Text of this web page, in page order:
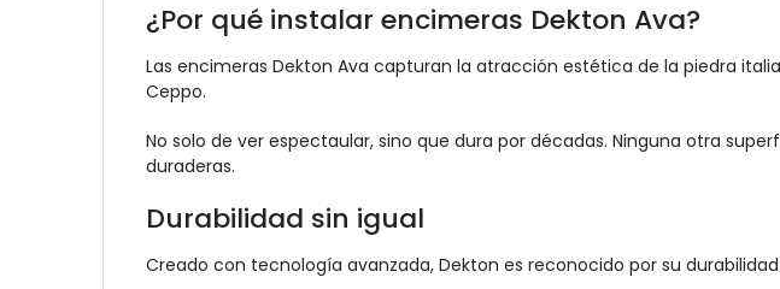
¿Por qué instalar encimeras Dekton Ava?
Las encimeras Dekton Ava capturan la atracción estética de la piedra
Ceppo.
No solo de ver espectaular, sino que dura por décadas. Ninguna otra
duraderas.
Durabilidad sin igual
Creado con tecnología avanzada, Dekton es reconocido por su